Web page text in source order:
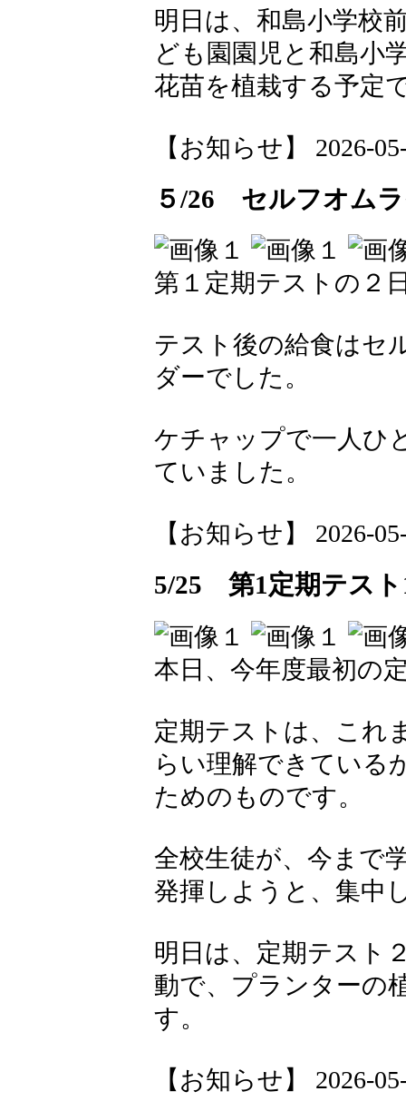
明日は、和島小学校
ども園園児と和島小
花苗を植栽する予定
【お知らせ】 2026-
５/26 セルフオム
第１定期テストの２
テスト後の給食はセ
ダーでした。
ケチャップで一人ひ
ていました。
【お知らせ】 2026-
5/25 第1定期テスト
本日、今年度最初の
定期テストは、これ
らい理解できている
ためのものです。
全校生徒が、今まで
発揮しようと、集中
明日は、定期テスト
動で、プランターの
す。
【お知らせ】 2026-